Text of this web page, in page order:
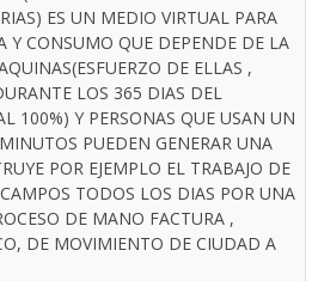
ES UN MEDIO VIRTUAL PARA
Y CONSUMO QUE DEPENDE DE LA
DE ELLAS ,
LOS 365 DIAS DEL
100%) Y PERSONAS QUE USAN UN
PUEDEN GENERAR UNA
POR EJEMPLO EL TRABAJO DE
TODOS LOS DIAS POR UNA
DE MANO FACTURA ,
DE MOVIMIENTO DE CIUDAD A